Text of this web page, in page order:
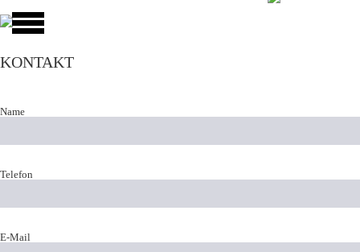
KONTAKT
Name
Telefon
E-Mail